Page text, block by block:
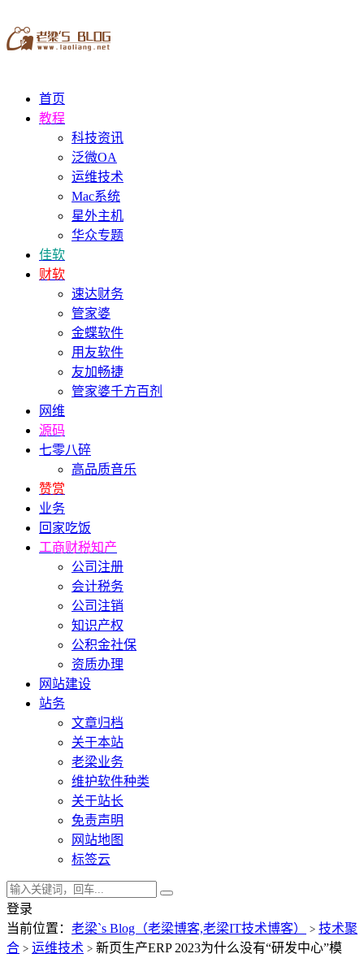
首页
教程
科技资讯
泛微OA
运维技术
Mac系统
星外主机
华众专题
佳软
财软
速达财务
管家婆
金蝶软件
用友软件
友加畅捷
管家婆千方百剂
网维
源码
七零八碎
高品质音乐
赞赏
业务
回家吃饭
工商财税知产
公司注册
会计税务
公司注销
知识产权
公积金社保
资质办理
网站建设
站务
文章归档
关于本站
老梁业务
维护软件种类
关于站长
免责声明
网站地图
标签云
登录
当前位置： 老梁`s Blog（老梁博客,老梁IT技术博客） > 技术聚
合 > 运维技术 > 新页生产ERP 2023为什么没有“研发中心”模